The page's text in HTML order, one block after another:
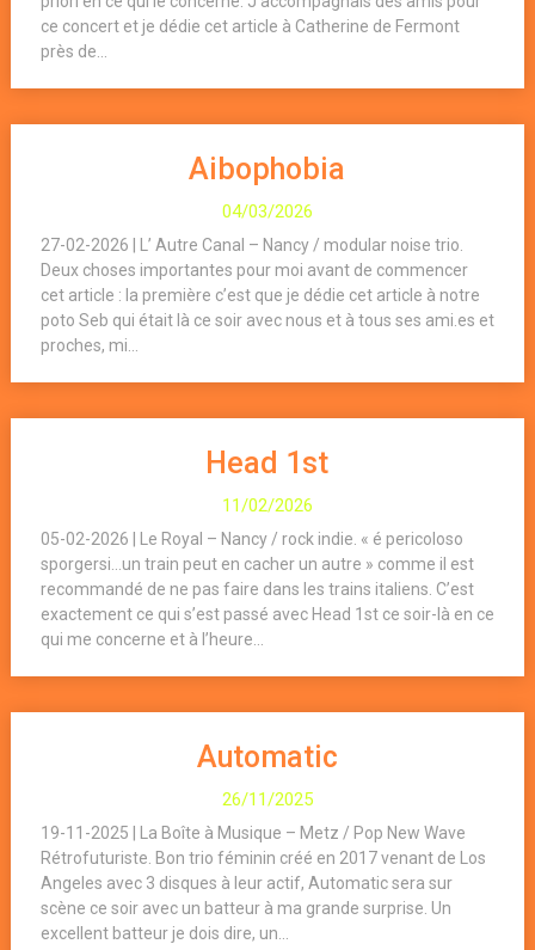
ce concert et je dédie cet article à Catherine de Fermont
près de...
Aibophobia
04/03/2026
27-02-2026 | L’ Autre Canal – Nancy / modular noise trio.
Deux choses importantes pour moi avant de commencer
cet article : la première c’est que je dédie cet article à notre
poto Seb qui était là ce soir avec nous et à tous ses ami.es et
proches, mi...
Head 1st
11/02/2026
05-02-2026 | Le Royal – Nancy / rock indie. « é pericoloso
sporgersi…un train peut en cacher un autre » comme il est
recommandé de ne pas faire dans les trains italiens. C’est
exactement ce qui s’est passé avec Head 1st ce soir-là en ce
qui me concerne et à l’heure...
Automatic
26/11/2025
19-11-2025 | La Boîte à Musique – Metz / Pop New Wave
Rétrofuturiste. Bon trio féminin créé en 2017 venant de Los
Angeles avec 3 disques à leur actif, Automatic sera sur
scène ce soir avec un batteur à ma grande surprise. Un
excellent batteur je dois dire, un...